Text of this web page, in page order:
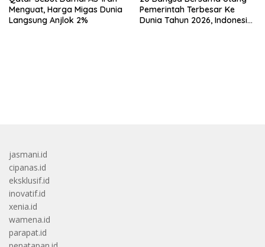
Menguat, Harga Migas Dunia
Langsung Anjlok 2%
Pemerintah Terbesar Ke
Dunia Tahun 2026, Indonesia
jasmani.id
cipanas.id
eksklusif.id
inovatif.id
xenia.id
wamena.id
parapat.id